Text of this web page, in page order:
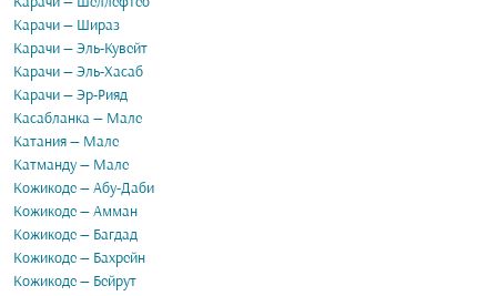
Карачи — Шираз
Карачи — Эль-Кувейт
Карачи — Эль-Хасаб
Карачи — Эр-Рияд
Касабланка — Мале
Катания — Мале
Катманду — Мале
Кожикоде — Абу-Даби
Кожикоде — Амман
Кожикоде — Багдад
Кожикоде — Бахрейн
Кожикоде — Бейрут